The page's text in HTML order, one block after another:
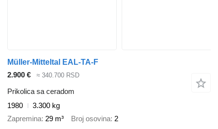
Müller-Mitteltal EAL-TA-F
2.900 €
≈ 340.700 RSD
Prikolica sa ceradom
1980
3.300 kg
Zapremina 29 m³ Broj osovina 2